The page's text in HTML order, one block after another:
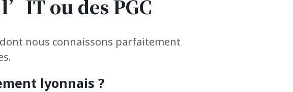
ou des PGC
nous connaissons parfaitement
lyonnais ?